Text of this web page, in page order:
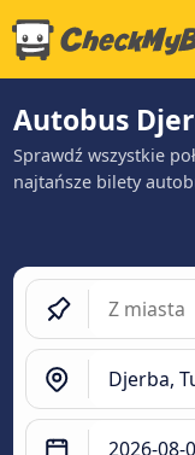
Autobus
Sprawdź wszystkie
najtańsze bilety